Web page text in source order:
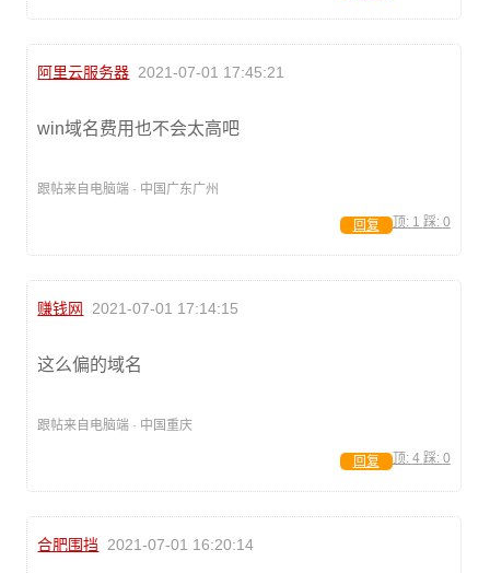
阿里云服务器 2021-07-01 17:45:21
win域名费用也不会太高吧
跟帖来自电脑端 · 中国广东广州
顶: 1 踩: 0
回复
赚钱网 2021-07-01 17:14:15
这么偏的域名
跟帖来自电脑端 · 中国重庆
顶: 4 踩: 0
回复
合肥围挡 2021-07-01 16:20:14